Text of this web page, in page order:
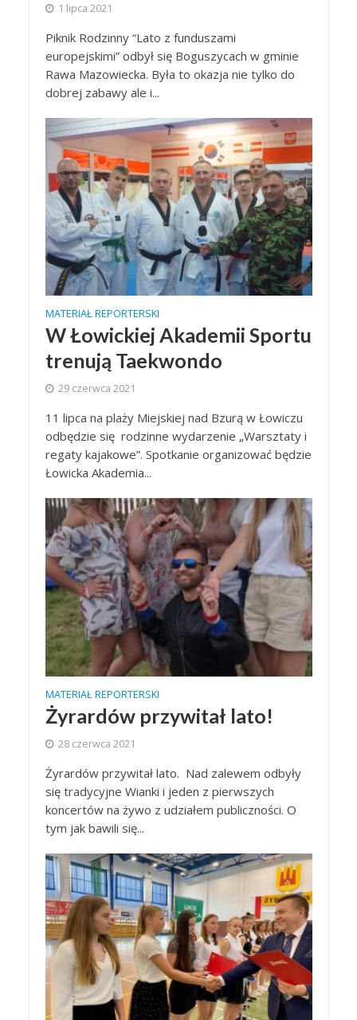
1 lipca 2021
Piknik Rodzinny “Lato z funduszami
europejskimi” odbył się Boguszycach w gminie
Rawa Mazowiecka. Była to okazja nie tylko do
dobrej zabawy ale i...
MATERIAŁ REPORTERSKI
W Łowickiej Akademii Sportu
trenują Taekwondo
29 czerwca 2021
11 lipca na plaży Miejskiej nad Bzurą w Łowiczu
odbędzie się rodzinne wydarzenie „Warsztaty i
regaty kajakowe”. Spotkanie organizować będzie
Łowicka Akademia...
MATERIAŁ REPORTERSKI
Żyrardów przywitał lato!
28 czerwca 2021
Żyrardów przywitał lato. Nad zalewem odbyły
się tradycyjne Wianki i jeden z pierwszych
koncertów na żywo z udziałem publiczności. O
tym jak bawili się...